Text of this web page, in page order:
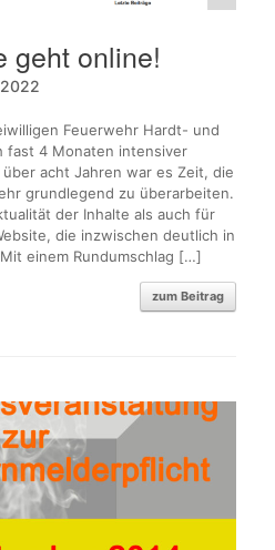
geht online!
Feuerwehr Hardt- und
fast 4 Monaten intensiver
acht Jahren war es Zeit, die
grundlegend zu überarbeiten.
der Inhalte als auch für
die inzwischen deutlich in
einem Rundumschlag […]
zum Beitrag